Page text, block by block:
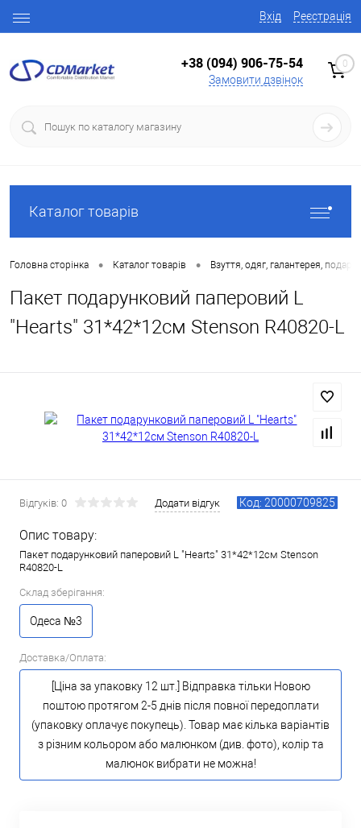
Вхід Реєстрація
+38 (094) 906-75-54
Замовити дзвінок
0
Каталог товарів
Головна сторінка • Каталог товарів • Взуття, одяг, галантерея,
Пакет подарунковий паперовий L
"Hearts" 31*42*12cм Stenson R40820-L
Відгуків: 0 Додати відгук Код: 20000709825
Опис товару:
Пакет подарунковий паперовий L "Hearts" 31*42*12cм Stenson
R40820-L
Склад зберігання:
Одеса №3
Доставка/Оплата:
[Ціна за упаковку 12 шт.] Відправка тільки Новою
поштою протягом 2-5 днів після повної передоплати
(упаковку оплачує покупець). Товар має кілька варіантів
з різним кольором або малюнком (див. фото), колір та
малюнок вибрати не можна!